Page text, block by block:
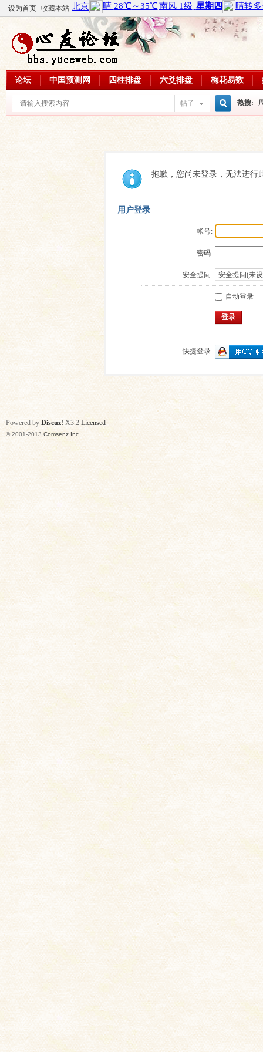
设为首页 收藏本站
论坛 中国预测网 四柱排盘 六爻排盘 梅花易数
帖子
索
热搜:
周易教
每日一
抱歉，您尚未登录，无法进行
用户登录
帐号:
密码:
安全提问:
自动登录
登录
快捷登录:
Powered by Discuz! X3.2 Licensed
© 2001-2013 Comsenz Inc.